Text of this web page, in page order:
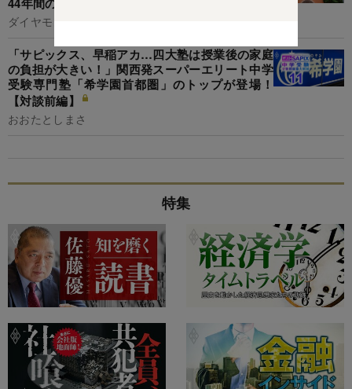
ダイヤモンド編集部,臼井真粧美
「サピックス、早稲アカ…四大塾は授業後の家庭
の負担が大きい！」関西発スーパーエリート中学
受験専門塾「希学園首都圏」のトップが登場！
【対談前編】
おおたとしまさ
特集